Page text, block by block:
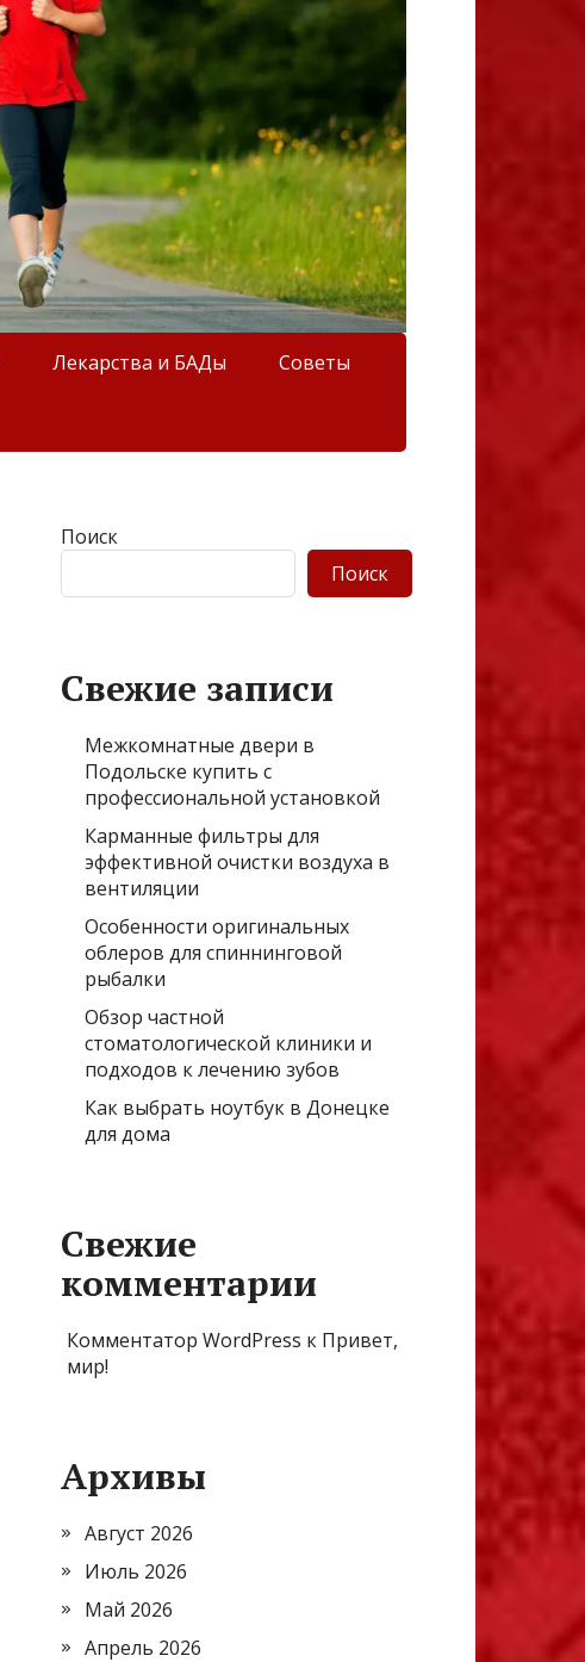
Лекарства и БАДы Советы
Поиск
Поиск
Свежие записи
Межкомнатные двери в
Подольске купить с
профессиональной установкой
Карманные фильтры для
эффективной очистки воздуха в
вентиляции
Особенности оригинальных
облеров для спиннинговой
рыбалки
Обзор частной
стоматологической клиники и
подходов к лечению зубов
Как выбрать ноутбук в Донецке
для дома
Свежие
комментарии
Комментатор WordPress к Привет,
мир!
Архивы
Август 2026
Июль 2026
Май 2026
Апрель 2026